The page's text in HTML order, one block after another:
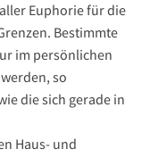
Euphorie für die
Bestimmte
im persönlichen
so
die sich gerade in
Haus- und